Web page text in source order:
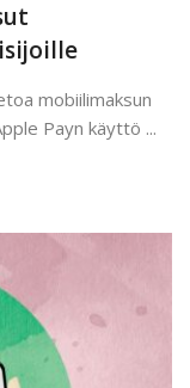
mobiilimaksun
Payn käyttö ...